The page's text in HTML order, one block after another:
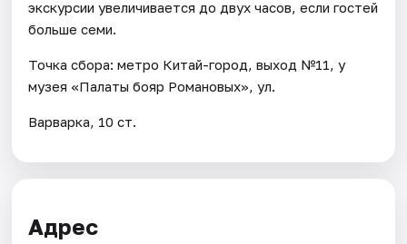
экскурсии увеличивается до двух часов, если гостей
больше семи.
Точка сбора: метро Китай-город, выход №11, у
музея «Палаты бояр Романовых», ул.
Варварка, 10 ст.
Адрес